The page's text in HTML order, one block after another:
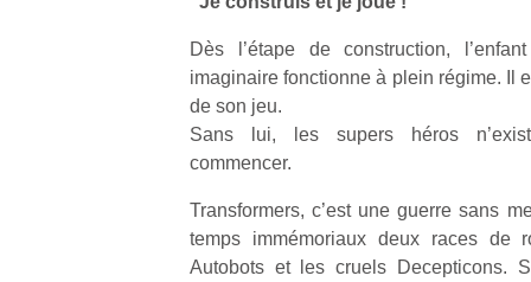
Dès l’étape de construction,
imaginaire fonctionne à plein régime. Il
de son jeu.
Sans lui, les supers héros
commencer.
Transformers, c’est une guerre sans
temps immémoriaux deux races de
Autobots et les cruels Decepticons.